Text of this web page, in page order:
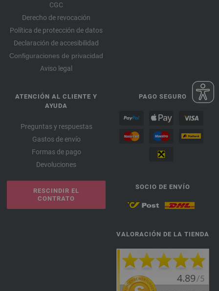
156-gris oscuro | EAN: 4033493332286
157-camello | EAN: 4033493332293
158-calabaza | EAN: 4033493332309
159-violeta claro | EAN: 4033493356145
160-azul celeste | EAN: 4033493356152
161-melocotón | EAN: 4033493356169
163-verdehierba | EAN: 4033493356183
165-amarillo yema | EAN: 4033493356206
166-gris beige | EAN: 4033493356213
CGC
Derecho de revocación
Política de protección de datos
Declaración de accesibilidad
Configuraciones de privacidad
Aviso legal
ATENCIÓN AL CLIENTE Y
AYUDA
Preguntas y respuestas
Gastos de envío
Formas de pago
Devoluciones
RESCINDIR EL
CONTRATO
PAGO SEGURO
SOCIO DE ENVÍO
VALORACIÓN DE LA TIENDA